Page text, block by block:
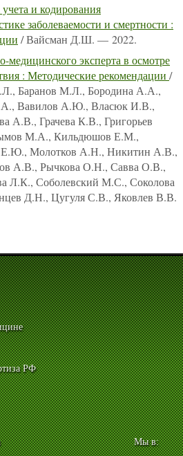
и кодирования
заболеваемости и смертности :
/ Вайсман Д.Ш. — 2022.
медицинского эксперта в осмотре
: Методические рекомендации /
Баранов М.Л., Бородина А.А.,
Вавилов А.Ю., Власюк И.В.,
А.В., Грачева К.В., Григорьев
М.А., Кильдюшов Е.М.,
Молотков А.Н., Никитин А.В.,
А.В., Рычкова О.Н., Савва О.В.,
Л.К., Соболевский М.С., Соколова
Д.Н., Цугуля С.В., Яковлев В.В.
РФ
Мы в: